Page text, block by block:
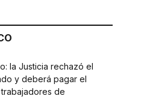
la Justicia rechazó el
y deberá pagar el
de